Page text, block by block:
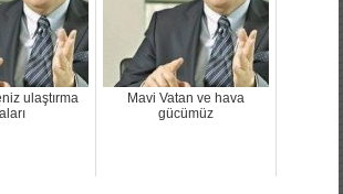
ulaştırma
Mavi Vatan ve hava
gücümüz